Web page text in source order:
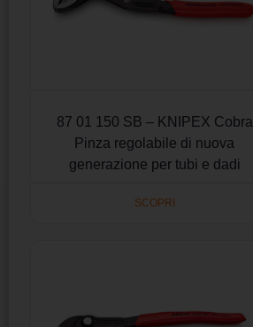
87 01 150 SB – KNIPEX Cobra
Pinza regolabile di nuova
generazione per tubi e dadi
SCOPRI